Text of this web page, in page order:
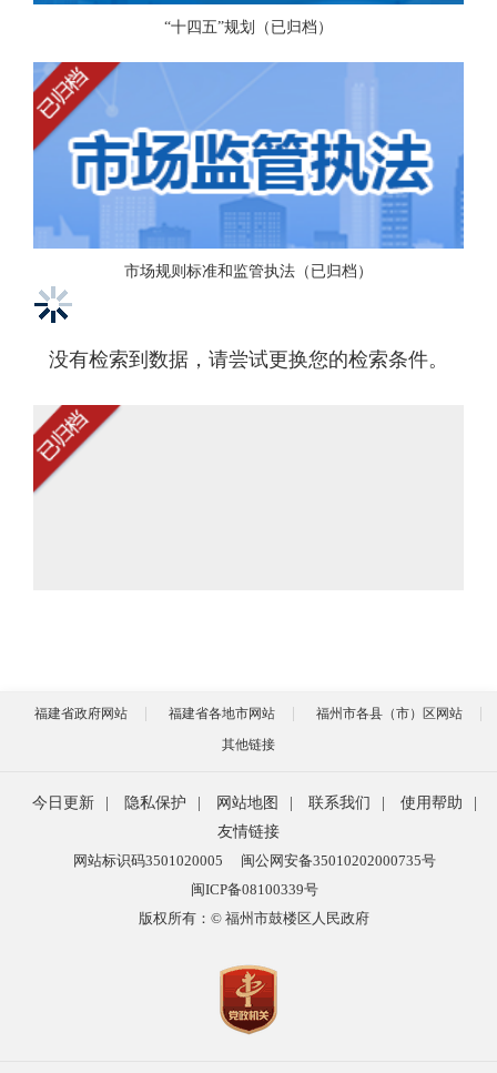
“十四五”规划（已归档）
市场规则标准和监管执法（已归档）
没有检索到数据，请尝试更换您的检索条件。
福建省政府网站 福建省各地市网站
福州市各县（市）区网站
其他链接
今日更新 隐私保护 网站地图 联系我们 使用帮助
友情链接
网站标识码3501020005
闽公网安备35010202000735号
闽ICP备08100339号
版权所有：© 福州市鼓楼区人民政府